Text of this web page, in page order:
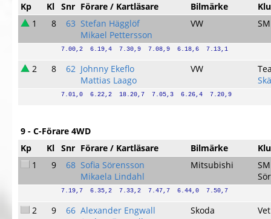
Kp
Kl Snr Förare / Kartläsare Bilmärke
1
8 63 Stefan Hägglöf
Mikael Pettersson
VW
7.00,2  6.19,4  7.30,9  7.08,9  6.18,6  7.13,1
2 8 62 Johnny Ekeflo
Mattias Laago
VW
7.01,0  6.22,2  18.20,7  7.05,3  6.26,4  7.20,9
9 - C-Förare 4WD
Kp
Kl Snr Förare / Kartläsare Bilmärke
1
9 68 Sofia Sörensson
Mikaela Lindahl
Mitsubishi
7.19,7  6.35,2  7.33,2  7.47,7  6.44,0  7.50,7
2 9 66 Alexander Engwall
Skoda